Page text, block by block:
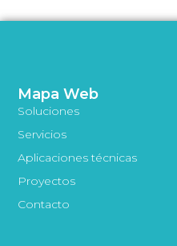
Mapa Web
Soluciones
Servicios
Aplicaciones técnicas
Proyectos
Contacto